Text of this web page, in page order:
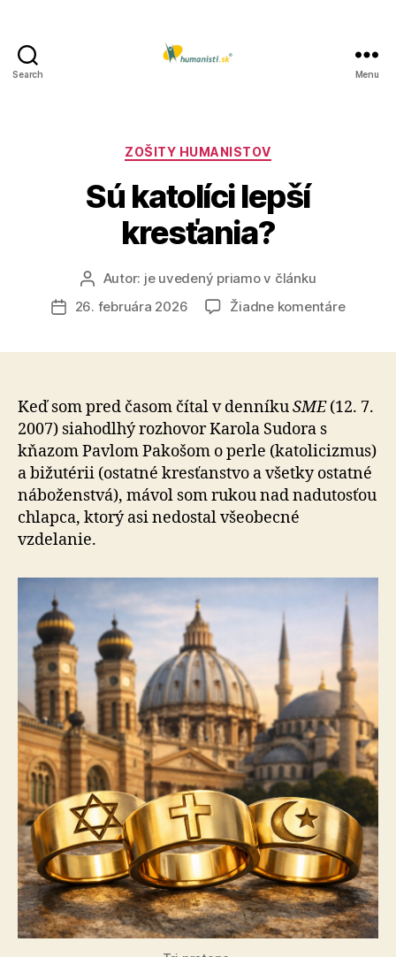
Search Menu
Kategórie
ZOŠITY HUMANISTOV
Sú katolíci lepší
kresťania?
Autor
článku
Autor: je uvedený priamo v článku
Dátum
26. februára 2026 Žiadne komentárena
Keď som pred časom čítal v denníkuSME(12. 7.
2007) siahodlhý rozhovor Karola Sudora s
kňazom Pavlom Pakošom o perle (katolicizmus)
a bižutérii (ostatné kres­ťan­stvo a všetky ostatné
náboženstvá), mávol som rukou nad nadutosťou
chlapca, ktorý asi nedostal všeobecné
vzdelanie.